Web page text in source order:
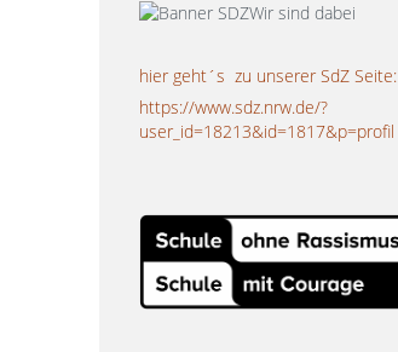
hier geht´s zu unserer SdZ Seite:
https://www.sdz.nrw.de/?
user_id=18213&id=1817&p=profil